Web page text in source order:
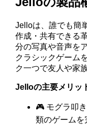
Jelloは、誰でも簡
作成・共有できる
分の写真や音声を
クラシックゲーム
ク一つで友人や家
Jelloの主要メリッ
🎮 モグラ叩
類のゲーム